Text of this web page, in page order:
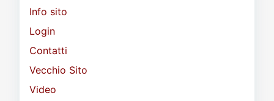
Info sito
Login
Contatti
Vecchio Sito
Video